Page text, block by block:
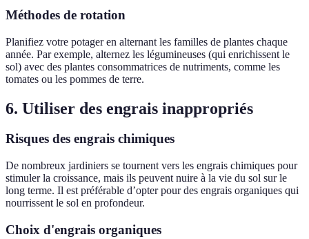
Méthodes de rotation
Planifiez votre potager en alternant les familles de plantes chaque
année. Par exemple, alternez les légumineuses (qui enrichissent le
sol) avec des plantes consommatrices de nutriments, comme les
tomates ou les pommes de terre.
6. Utiliser des engrais inappropriés
Risques des engrais chimiques
De nombreux jardiniers se tournent vers les engrais chimiques pour
stimuler la croissance, mais ils peuvent nuire à la vie du sol sur le
long terme. Il est préférable d’opter pour des engrais organiques qui
nourrissent le sol en profondeur.
Choix d'engrais organiques